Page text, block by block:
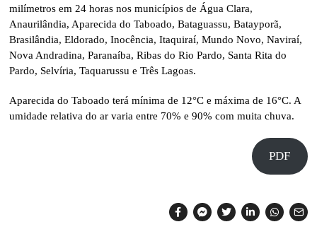
milímetros em 24 horas nos municípios de Água Clara,
Anaurilândia, Aparecida do Taboado, Bataguassu, Batayporã,
Brasilândia, Eldorado, Inocência, Itaquiraí, Mundo Novo, Naviraí,
Nova Andradina, Paranaíba, Ribas do Rio Pardo, Santa Rita do
Pardo, Selvíria, Taquarussu e Três Lagoas.
Aparecida do Taboado terá mínima de 12°C e máxima de 16°C. A
umidade relativa do ar varia entre 70% e 90% com muita chuva.
PDF